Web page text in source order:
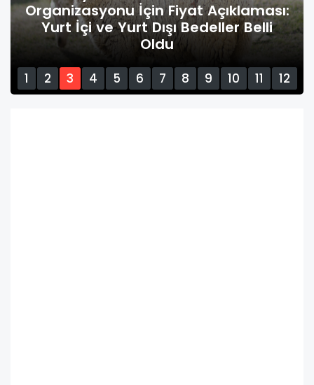
Diyanet İşleri Başkanlığı 3 Bin 209
Din Görevlisi Alımı İçin Başvuruları
Başlattı
1 2 3 4 5 6 7 8 9 10 11
12